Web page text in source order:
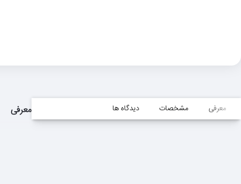
معرفی مشخصات دیدگاه ها معرفی